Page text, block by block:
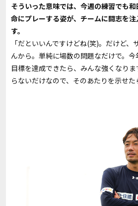
――そういった意味では、今週の練習でも
命にプレーする姿が、チームに闘志を
す。
「だといいんですけどね(笑)。だけど、
んから。単純に場数の問題なだけで。
目標を達成できたら、みんな強くなり
らないだけなので、そのあたりを示せた